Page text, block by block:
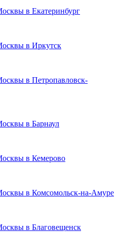
в Екатеринбург
в Иркутск
в Петропавловск-
в Барнаул
в Кемерово
в Комсомольск-на-Амуре
в Благовещенск